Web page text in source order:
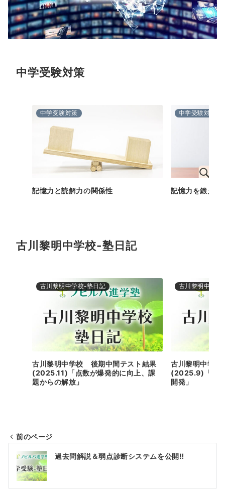
中学受験対策
中学受験対策
記憶力と読解力の関係性
中学受験対策
記憶力を鍛える
古川黎明中学校-塾日記
古川黎明中学校-塾日記
古川黎明中学校 後期中間テスト結果
(2025.11)「点数が爆発的に向上、課
題からの解放」
古川黎明中学校
古川黎明中学
(2025.9)「天
開発」
投
稿
ナ
前のページ
過去問解説＆弱点診断システムを公開‼